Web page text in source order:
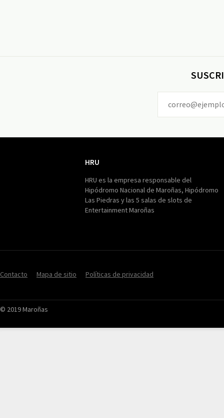
HRU
HRU es la empresa responsable del
Hipódromo Nacional de Maroñas, Hipódromo
Las Piedras y las 5 salas de slots de
Entertainment Maroñas
Contacto Mapa de sitio Políticas de privacidad
© 2019 Maroñas